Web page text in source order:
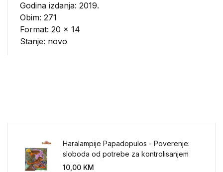
Godina izdanja: 2019.
Obim: 271
Format: 20 x 14
Stanje: novo
Haralampije Papadopulos - Poverenje:
sloboda od potrebe za kontrolisanjem
sveta
10,00 KM